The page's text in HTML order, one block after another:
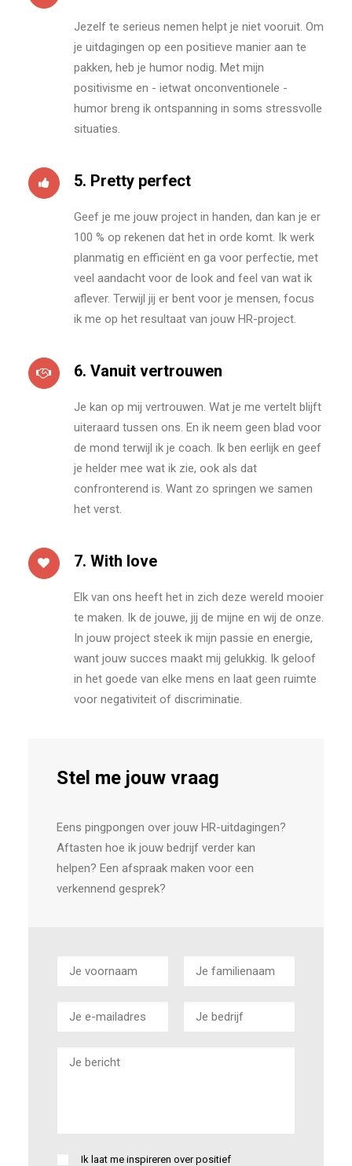
Jezelf te serieus nemen helpt je niet vooruit. Om
je uitdagingen op een positieve manier aan te
pakken, heb je humor nodig. Met mijn
positivisme en - ietwat onconventionele -
humor breng ik ontspanning in soms stressvolle
situaties.
5. Pretty perfect
Geef je me jouw project in handen, dan kan je er
100 % op rekenen dat het in orde komt. Ik werk
planmatig en efficiënt en ga voor perfectie, met
veel aandacht voor de look and feel van wat ik
aflever. Terwijl jij er bent voor je mensen, focus
ik me op het resultaat van jouw HR-project.
6. Vanuit vertrouwen
Je kan op mij vertrouwen. Wat je me vertelt blijft
uiteraard tussen ons. En ik neem geen blad voor
de mond terwijl ik je coach. Ik ben eerlijk en geef
je helder mee wat ik zie, ook als dat
confronterend is. Want zo springen we samen
het verst.
7. With love
Elk van ons heeft het in zich deze wereld mooier
te maken. Ik de jouwe, jij de mijne en wij de onze.
In jouw project steek ik mijn passie en energie,
want jouw succes maakt mij gelukkig. Ik geloof
in het goede van elke mens en laat geen ruimte
voor negativiteit of discriminatie.
Stel me jouw vraag
Eens pingpongen over jouw HR-uitdagingen?
Aftasten hoe ik jouw bedrijf verder kan
helpen? Een afspraak maken voor een
verkennend gesprek?
Ik laat me inspireren over positief